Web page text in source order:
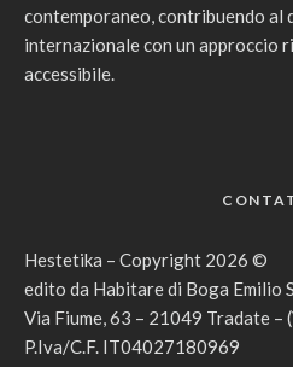
contemporaneo, contribuendo
internazionale con un approccio
accessibile.
Hestetika – Copyright 2026 ©
edito da Habitare di Boga Emilio
Via Fiume, 63 – 21049 Tradate –
P.Iva/C.F. IT04027180969